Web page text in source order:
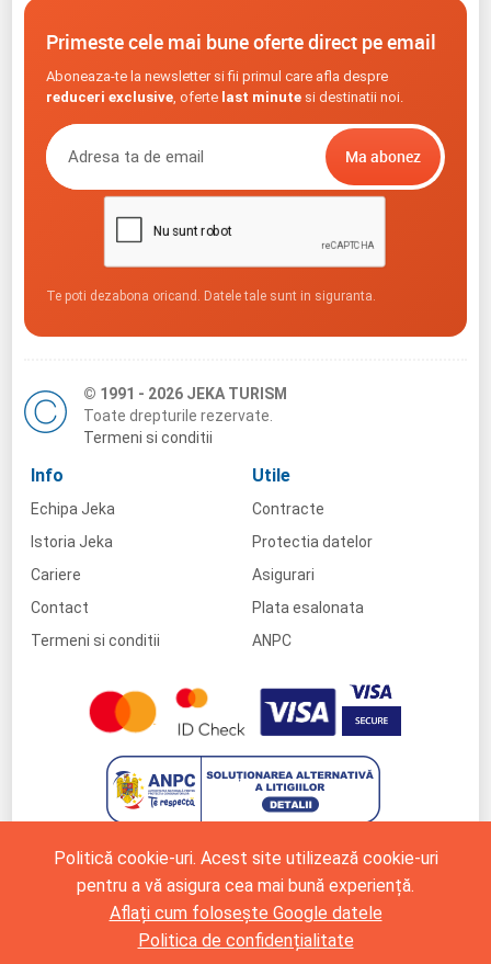
Politică cookie-uri. Acest site utilizează cookie-uri
pentru a vă asigura cea mai bună experiență.
Aflați cum folosește Google datele
Politica de confidențialitate
Primeste cele mai bune oferte direct pe email
Aboneaza-te la newsletter si fii primul care afla despre
reduceri exclusive, oferte last minutesi destinatii noi.
Te poti dezabona oricand. Datele tale sunt in siguranta.
© 1991 - 2026 JEKA TURISM
Toate drepturile rezervate.
Termeni si conditii
Info
Echipa Jeka
Istoria Jeka
Cariere
Contact
Termeni si conditii
Utile
Contracte
Protectia datelor
Asigurari
Plata esalonata
ANPC